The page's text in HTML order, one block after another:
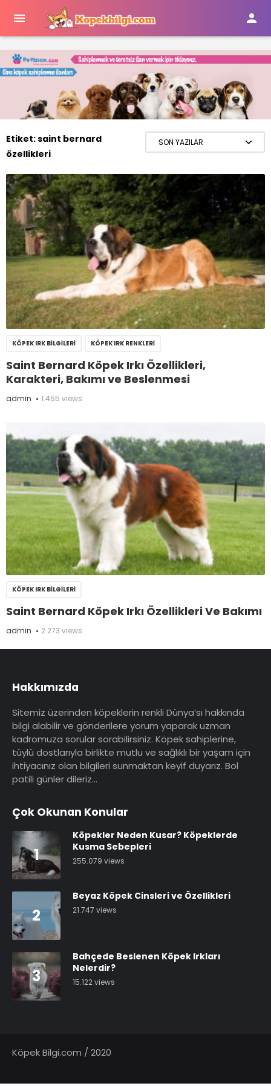
 
Etiket:saint bernard
özellikleri
KÖPEK IRK BILGILERI KÖPEK IRK RENKLERI
Saint Bernard Köpek Irkı Özellikleri,
Karakteri, Bakımı ve Beslenmesi
admin 1.455 views
KÖPEK IRK BILGILERI
Saint Bernard Köpek Irkı Özellikleri Ve Bakımı
admin 2.273 views
Hakkımızda
Sitemiz üzerinden köpeklerin renkli Dünya’sı hakkında
bilgi alabilir ve gönderilere yorum yaparak uzman
kadromuza sorular sorabilirsiniz. Köpek sahiplerine,
tüylü dostlarıyla birlikte mutlu ve sağlıklı bir yaşam için
ihtiyacınız olan bilgileri sunmaktan keyif duyarız. Bol
patili günler dileriz…
Çok Okunan Konular
1
Köpekler Neden Kusar? Köpeklerde
Kusma Sebepleri
255.079 views
2
Beyaz Köpek Cinsleri ve Özellikleri
21.747 views
3
Bahçede Beslenen Köpek Irkları
Nelerdir?
15.122 views
Köpek Bilgi.com / 2020